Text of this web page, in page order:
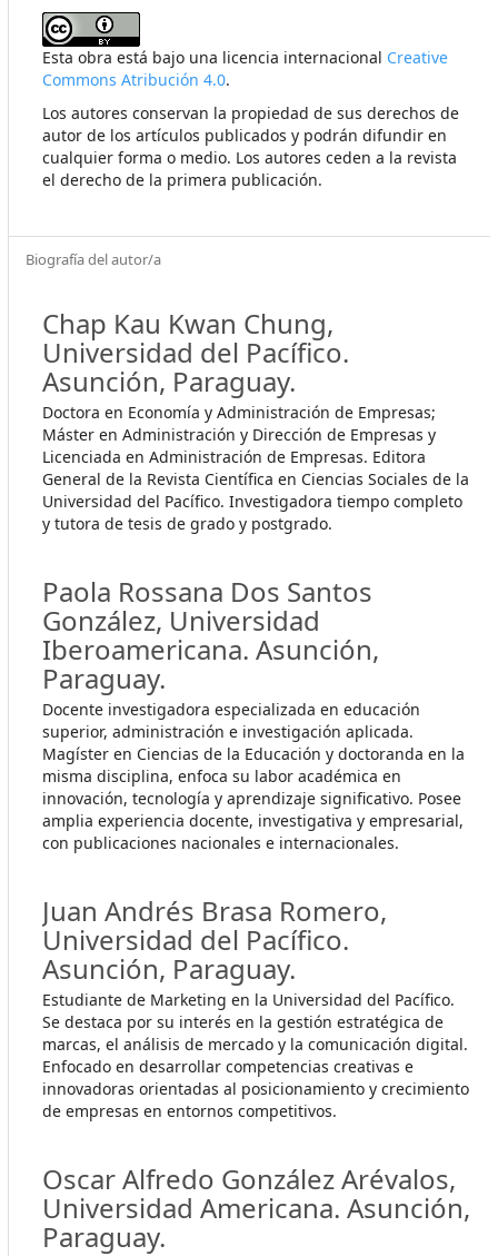
Esta obra está bajo una licencia internacional Creative
Commons Atribución 4.0.
Los autores conservan la propiedad de sus derechos de
autor de los artículos publicados y podrán difundir en
cualquier forma o medio. Los autores ceden a la revista
el derecho de la primera publicación.
Biografía del autor/a
Chap Kau Kwan Chung,
Universidad del Pacífico.
Asunción, Paraguay.
Doctora en Economía y Administración de Empresas;
Máster en Administración y Dirección de Empresas y
Licenciada en Administración de Empresas. Editora
General de la Revista Científica en Ciencias Sociales de la
Universidad del Pacífico. Investigadora tiempo completo
y tutora de tesis de grado y postgrado.
Paola Rossana Dos Santos
González, Universidad
Iberoamericana. Asunción,
Paraguay.
Docente investigadora especializada en educación
superior, administración e investigación aplicada.
Magíster en Ciencias de la Educación y doctoranda en la
misma disciplina, enfoca su labor académica en
innovación, tecnología y aprendizaje significativo. Posee
amplia experiencia docente, investigativa y empresarial,
con publicaciones nacionales e internacionales.
Juan Andrés Brasa Romero,
Universidad del Pacífico.
Asunción, Paraguay.
Estudiante de Marketing en la Universidad del Pacífico.
Se destaca por su interés en la gestión estratégica de
marcas, el análisis de mercado y la comunicación digital.
Enfocado en desarrollar competencias creativas e
innovadoras orientadas al posicionamiento y crecimiento
de empresas en entornos competitivos.
Oscar Alfredo González Arévalos,
Universidad Americana. Asunción,
Paraguay.